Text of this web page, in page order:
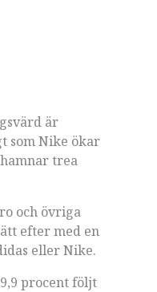
är
som Nike ökar
trea
och övriga
efter med en
eller Nike.
procent följt